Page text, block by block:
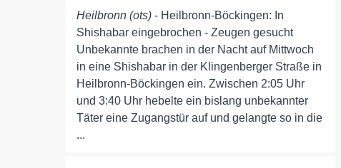
Heilbronn (ots) - Heilbronn-Böckingen: In
Shishabar eingebrochen - Zeugen gesucht
Unbekannte brachen in der Nacht auf Mittwoch
in eine Shishabar in der Klingenberger Straße in
Heilbronn-Böckingen ein. Zwischen 2:05 Uhr
und 3:40 Uhr hebelte ein bislang unbekannter
Täter eine Zugangstür auf und gelangte so in die
...